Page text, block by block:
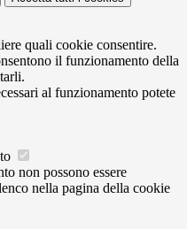
quali cookie consentire.
il funzionamento della
al funzionamento potete
non possono essere
nella pagina della cookie